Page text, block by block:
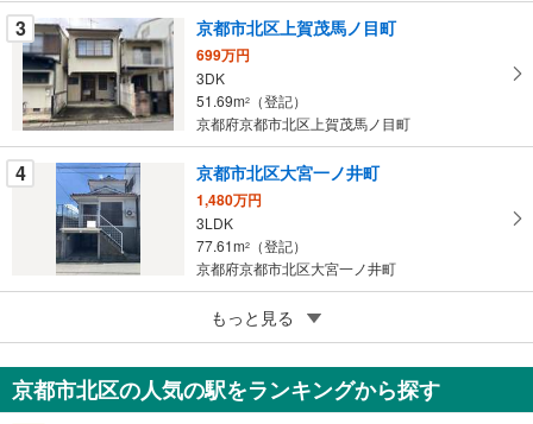
ー
ジ
に
保
存
す
る
3 京都市北区上賀茂馬ノ目町
699万円
3DK
51.69m2
（登記）
京都府京都市北区上賀茂馬ノ目町
4 京都市北区大宮一ノ井町
1,480万円
3LDK
77.61m2
（登記）
京都府京都市北区大宮一ノ井町
京都市北区紫野西蓮台野町
1億2,800万円
5SLDK
316.47m2（登記）
京都府京都市北区紫野西蓮台野町
もっと見る
京都市北区の人気の駅をランキングから探す